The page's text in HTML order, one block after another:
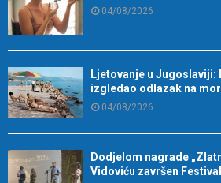
04/08/2026
Ljetovanje u Jugoslaviji:
izgledao odlazak na
04/08/2026
Dodjelom nagrade
Vidoviću završen